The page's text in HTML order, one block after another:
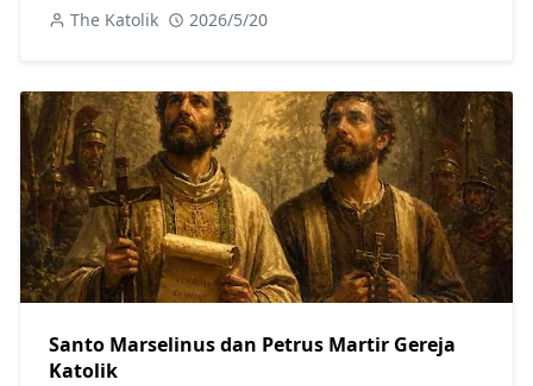
The Katolik 2026/5/20
Santo Marselinus dan Petrus Martir Gereja
Katolik